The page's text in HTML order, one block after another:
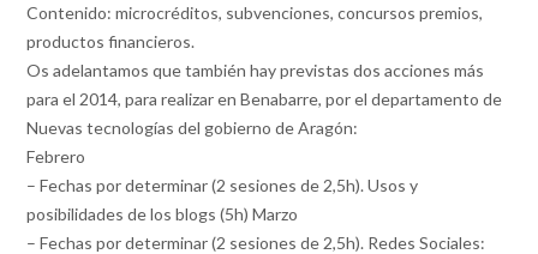
Contenido: microcréditos, subvenciones, concursos premios,
productos financieros.
Os adelantamos que también hay previstas dos acciones más
para el 2014, para realizar en Benabarre, por el departamento de
Nuevas tecnologías del gobierno de Aragón:
Febrero
– Fechas por determinar (2 sesiones de 2,5h). Usos y
posibilidades de los blogs (5h) Marzo
– Fechas por determinar (2 sesiones de 2,5h). Redes Sociales: